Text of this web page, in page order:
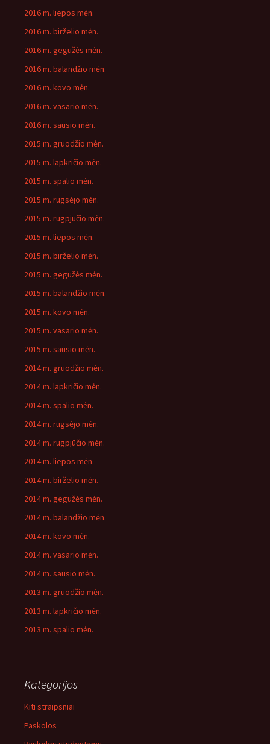
2016 m. liepos mėn.
2016 m. birželio mėn.
2016 m. gegužės mėn.
2016 m. balandžio mėn.
2016 m. kovo mėn.
2016 m. vasario mėn.
2016 m. sausio mėn.
2015 m. gruodžio mėn.
2015 m. lapkričio mėn.
2015 m. spalio mėn.
2015 m. rugsėjo mėn.
2015 m. rugpjūčio mėn.
2015 m. liepos mėn.
2015 m. birželio mėn.
2015 m. gegužės mėn.
2015 m. balandžio mėn.
2015 m. kovo mėn.
2015 m. vasario mėn.
2015 m. sausio mėn.
2014 m. gruodžio mėn.
2014 m. lapkričio mėn.
2014 m. spalio mėn.
2014 m. rugsėjo mėn.
2014 m. rugpjūčio mėn.
2014 m. liepos mėn.
2014 m. birželio mėn.
2014 m. gegužės mėn.
2014 m. balandžio mėn.
2014 m. kovo mėn.
2014 m. vasario mėn.
2014 m. sausio mėn.
2013 m. gruodžio mėn.
2013 m. lapkričio mėn.
2013 m. spalio mėn.
Kategorijos
Kiti straipsniai
Paskolos